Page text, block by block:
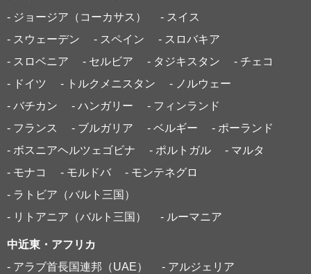
- ジョージア（コーカサス）
- スイス
- スウェーデン
- スペイン
- スロバキア
- スロベニア
- セルビア - タジキスタン
- チェコ
- ドイツ
- トルクメニスタン
- ノルウェー
- バチカン
- ハンガリー
- フィンランド
- フランス
- ブルガリア - ベルギー
- ポーランド
- ボスニアヘルツェゴビナ
- ポルトガル
- マルタ
- モナコ
- モルドバ
- モンテネグロ
- ラトビア（バルト三国）
- リトアニア（バルト三国）
- ルーマニア
中近東・アフリカ
- アラブ首長国連邦（UAE）
- アルジェリア